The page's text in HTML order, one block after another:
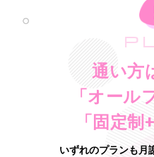
通い方
「オール
「固定制
いずれのプランも月